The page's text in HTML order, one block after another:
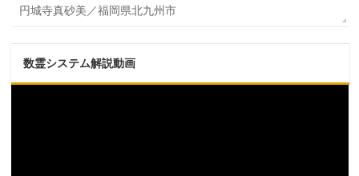
円城寺真砂美／福岡県北九州市
数霊システム解説動画